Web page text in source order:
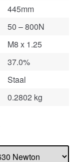
445mm
50 – 800N
M8 x 1.25
37.0%
Staal
0.2802 kg